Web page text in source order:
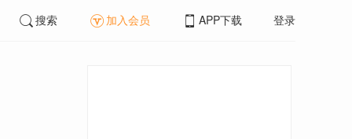
搜索 加入会员 APP下载 登录